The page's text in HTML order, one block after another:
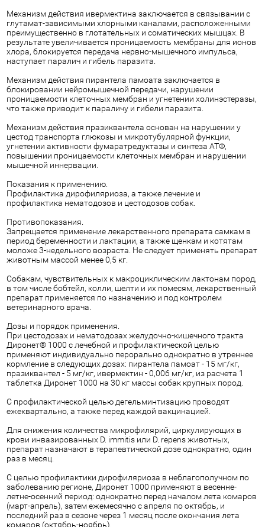
Механизм действия ивермектина заключается в связывании с
глутамат-зависимыми хлорными каналами, расположенными
преимущественно в глотательных и соматических мышцах. В
результате увеличивается проницаемость мембраны для ионов
хлора, блокируется передача нервно-мышечного импульса,
наступает паралич и гибель паразита.
Механизм действия пирантела памоата заключается в
блокировании нейромышечной передачи, нарушении
проницаемости клеточных мембран и угнетении холинэстеразы,
что также приводит к параличу и гибели паразита.
Механизм действия празиквантела основан на нарушении у
цестод транспорта глюкозы и микротубулярной функции,
угнетении активности фумаратредуктазы и синтеза АТФ,
повышении проницаемости клеточных мембран и нарушении
мышечной иннервации.
Показания к применению.
Профилактика дирофиляриоза, а также лечение и
профилактика нематодозов и цестодозов собак.
Противопоказания.
Запрещается применение лекарственного препарата самкам в
период беременности и лактации, а также щенкам и котятам
моложе 3-недельного возраста. Не следует применять препарат
животным массой менее 0,5 кг.
Собакам, чувствительных к макроциклическим лактонам пород,
в том числе бобтейл, колли, шелти и их помесям, лекарственный
препарат применяется по назначению и под контролем
ветеринарного врача.
Дозы и порядок применения.
При цестодозах и нематодозах желудочно-кишечного тракта
Диронет® 1000 с лечебной и профилактической целью
применяют индивидуально перорально однократно в утреннее
кормление в следующих дозах: пирантела памоат - 15 мг/кг,
празиквантел - 5 мг/кг, ивермектин - 0,006 мг/кг, из расчета 1
таблетка Диронет 1000 на 30 кг массы собак крупных пород.
С профилактической целью дегельминтизацию проводят
ежеквартально, а также перед каждой вакцинацией.
Для снижения количества микрофилярий, циркулирующих в
крови инвазированных D. immitis или D. repens животных,
препарат назначают в терапевтической дозе однократно, один
раз в месяц.
С целью профилактики дирофиляриоза в неблагополучном по
заболеванию регионе, Диронет 1000 применяют в весенне-
летне-осенний период: однократно перед началом лета комаров
(март-апрель), затем ежемесячно с апреля по октябрь, и
последний раз в сезоне через 1 месяц после окончания лета
комаров (октябрь-ноябрь).